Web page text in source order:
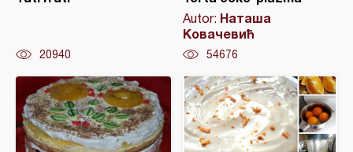
20940
Autor: Наташа
Ковачевић
54676